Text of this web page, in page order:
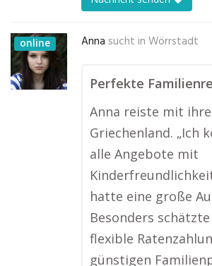
online Anna sucht in Wörrstadt
Perfekte
Anna reiste mit
Griechenland. „Ich
alle Angebote mit
hatte eine große
Besonders
flexible
günstigen